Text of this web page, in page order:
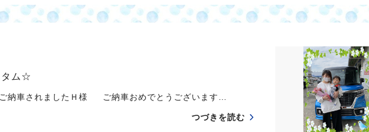
タム☆
納車されましたＨ様 ご納車おめでとうございます…
つづきを読む